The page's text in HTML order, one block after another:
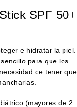
SPF 50+
e hidratar la piel.
para que los
de tener que
(mayores de 2